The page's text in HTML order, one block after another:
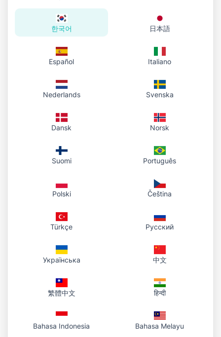
사진 배경을 제거하려면?
배경 제거 도구
를 열고 이미지를 올리세요. 도구가
피사체를 감지해 자동으로 배경을 제거합니다. 미
JPG, PNG, WEBP, GIF입니다. 결과는 항상 투명
아니요. 처리만 브라우저에서 하고, 저희는 저장하
지 않습니다.
네. 브라우저에서 바로 사용 가능하며 앱 설치는 필
요 없습니다.
관련 도구
한국어 日本語
Español Italiano
Nederlands Svenska
Dansk Norsk
Suomi Português
Polski Čeština
Türkçe Русский
Українська 中文
繁體中文 हिन्दी
Bahasa Indonesia Bahasa Melayu